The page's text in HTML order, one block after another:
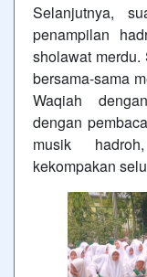
Selanjutnya,
penampilan
sholawat
bersama-sama
Waqiah
dengan
musik
kekompakan